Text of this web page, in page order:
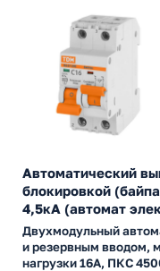
Автоматический
блокировкой
4,5кА (автомат
Двухмодульный
и резервным вводом,
нагрузки 16А, ПКС